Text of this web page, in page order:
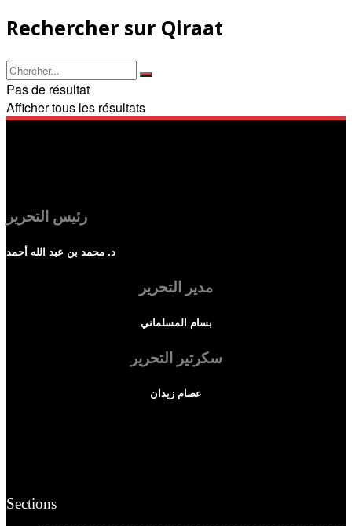
Rechercher sur Qiraat
Pas de résultat
Afficher tous les résultats
رئيس التحرير
د. محمد بن عبد الله أحمد
مدير التحرير
بسام المسلماني
سكرتير التحرير
عصام زيدان
Sections